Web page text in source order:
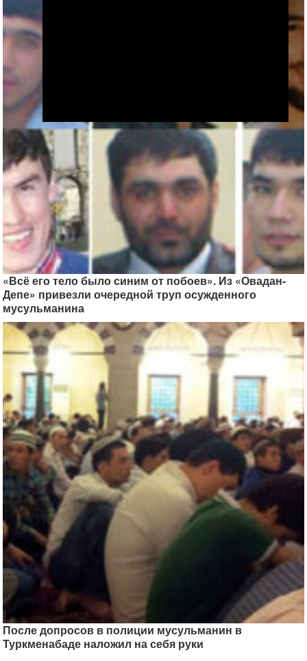
«Всё его тело было синим от побоев». Из «Овадан-
Депе» привезли очередной труп осужденного
мусульманина
После допросов в полиции мусульманин в
Туркменабаде наложил на себя руки